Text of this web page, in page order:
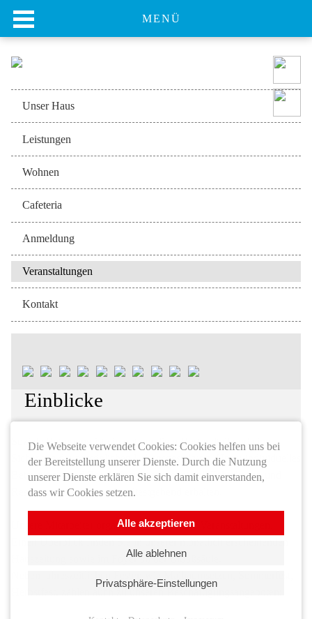
Navigation
überspringen
Unser Haus
Leistungen
Wohnen
Cafeteria
Anmeldung
Veranstaltungen
Kontakt
Einblicke
Soziale Betreuung ist ein notwendiger Bestandteil und eine
Sicherung der persönlichen Lebensgestaltung. Unser individuelles
Betreuungs- und Beschäftigungsangebot soll Fähigkeiten und
Ressourcen fördern und weitestgehend erhalten.
Unsere Mitarbeiter organisieren zahlreiche Veranstaltungen.
Hauszeitung sowie im Foyer an der Litfaßsäule.
Herbstfest, zählen auch zu unseren Beschäftigungsangeboten:
Die Webseite verwendet Cookies: Cookies helfen uns bei
der Bereitstellung unserer Dienste. Durch die Nutzung
unserer Dienste erklären Sie sich damit einverstanden,
dass wir Cookies setzen.
Alle akzeptieren
Alle ablehnen
Privatsphäre-Einstellungen
MENÜ